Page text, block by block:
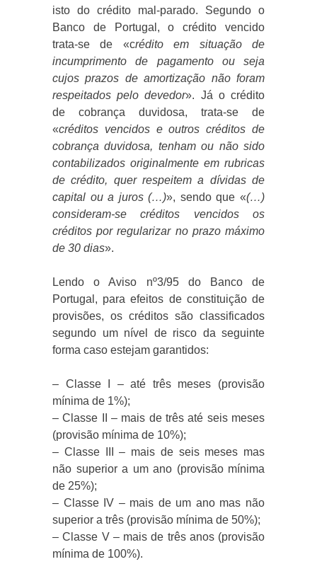
isto do crédito mal-parado. Segundo o
Banco de Portugal, o crédito vencido
trata-se de «crédito em situação de
incumprimento de pagamento ou seja
cujos prazos de amortização não foram
respeitados pelo devedor». Já o crédito
de cobrança duvidosa, trata-se de
«créditos vencidos e outros créditos de
cobrança duvidosa, tenham ou não sido
contabilizados originalmente em rubricas
de crédito, quer respeitem a dívidas de
capital ou a juros (…)», sendo que «(…)
consideram-se créditos vencidos os
créditos por regularizar no prazo máximo
de 30 dias».
Lendo o Aviso nº3/95 do Banco de
Portugal, para efeitos de constituição de
provisões, os créditos são classificados
segundo um nível de risco da seguinte
forma caso estejam garantidos:
– Classe I – até três meses (provisão
mínima de 1%);
– Classe II – mais de três até seis meses
(provisão mínima de 10%);
– Classe III – mais de seis meses mas
não superior a um ano (provisão mínima
de 25%);
– Classe IV – mais de um ano mas não
superior a três (provisão mínima de 50%);
– Classe V – mais de três anos (provisão
mínima de 100%).